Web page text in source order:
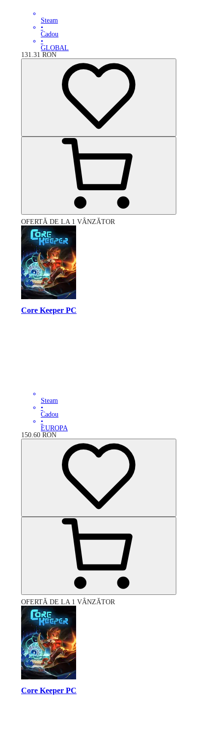
Steam
•
Cadou
•
GLOBAL
131.31 RON
OFERTĂ DE LA 1 VÂNZĂTOR
Core Keeper PC
Steam
•
Cadou
•
EUROPA
150.60 RON
OFERTĂ DE LA 1 VÂNZĂTOR
Core Keeper PC